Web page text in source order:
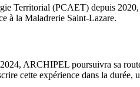
Territorial (PCAET) depuis
à la Maladrerie Saint-Lazare.
ARCHIPEL poursuivra sa
cette expérience dans la durée,